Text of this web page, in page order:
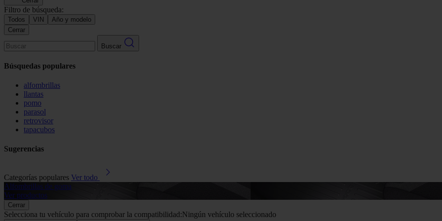
Filtro de búsqueda:
Todos VIN
Año y modelo
Cerrar
Buscar
Búsquedas populares
alfombrillas
llantas
pomo
parasol
retrovisor
tapacubos
Sugerencias
Categorías populares Ver todo
Alfombrillas de goma
Ver productos
Cerrar
Selecciona tu vehículo para comprobar la compatibilidad:Ningún vehículo seleccionado